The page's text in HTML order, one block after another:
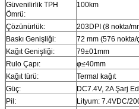
Güvenilirlik TPH
Ömrü:
100km
Çözünürlük:
203DPI (8 nokta/
Baskı Genişliği:
72 mm (576 nokta/
Kağıt Genişliği:
79±01mm
Rulo Çapı:
φ≤40mm
Kağıt türü:
Termal kağıt
Güç:
DC7.4V, 2A Şarj
Pil:
Lityum: 7.4VDC/